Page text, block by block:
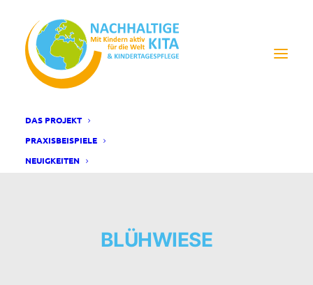
DAS PROJEKT
PRAXISBEISPIELE
NEUIGKEITEN
BLÜHWIESE